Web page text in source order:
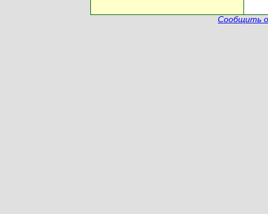
Сообщить о